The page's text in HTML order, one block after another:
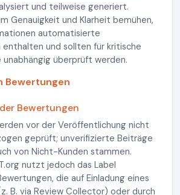
und teilweise generiert.
Genauigkeit und Klarheit bemühen,
automatisierte
und sollten für kritische
unabhängig überprüft werden.
Bewertungen
Bewertungen
vor der Veröffentlichung nicht
geprüft; unverifizierte Beiträge
von Nicht-Kunden stammen.
nutzt jedoch das Label
die auf Einladung eines
B. via Review Collector) oder durch